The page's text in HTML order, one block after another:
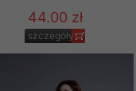
44.00 zł
szczegóły